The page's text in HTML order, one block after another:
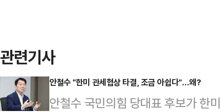
관련기사
안철수 "한미 관세협상 타결, 조금 아쉽다"…왜?
안철수 국민의힘 당대표 후보가 한